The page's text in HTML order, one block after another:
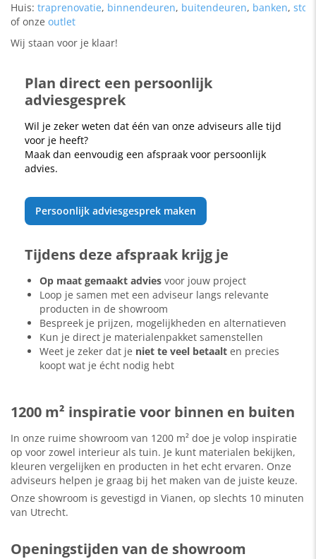
Huis: traprenovatie, binnendeuren, buitendeuren, banken,
of onze outlet
Wij staan voor je klaar!
Plan direct een persoonlijk
adviesgesprek
Wil je zeker weten dat één van onze adviseurs alle tijd
voor je heeft?
Maak dan eenvoudig een afspraak voor persoonlijk
advies.
Persoonlijk adviesgesprek maken
Tijdens deze afspraak krijg je
Op maat gemaakt advies voor jouw project
Loop je samen met een adviseur langs relevante
producten in de showroom
Bespreek je prijzen, mogelijkheden en alternatieven
Kun je direct je materialenpakket samenstellen
Weet je zeker dat je niet te veel betaalt en precies
koopt wat je écht nodig hebt
1200 m² inspiratie voor binnen en buiten
In onze ruime showroom van 1200 m² doe je volop inspiratie
op voor zowel interieur als tuin. Je kunt materialen bekijken,
kleuren vergelijken en producten in het echt ervaren. Onze
adviseurs helpen je graag bij het maken van de juiste keuze.
Onze showroom is gevestigd in Vianen, op slechts 10 minuten
van Utrecht.
Openingstijden van de showroom